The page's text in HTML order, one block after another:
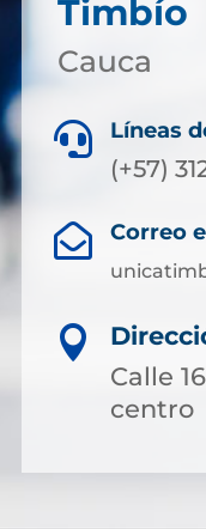
Timbío
Cauca
 Líneas
(+57)
 Correo

Calle
centro